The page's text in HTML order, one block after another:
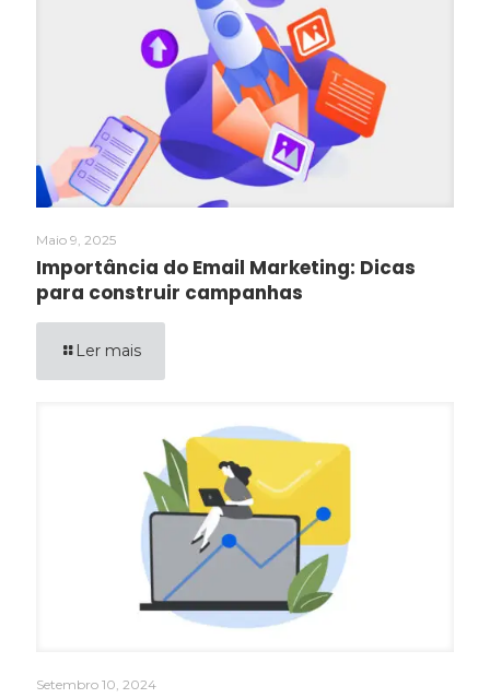
Maio 9, 2025
Importância do Email Marketing: Dicas
para construir campanhas
Ler mais
Setembro 10, 2024